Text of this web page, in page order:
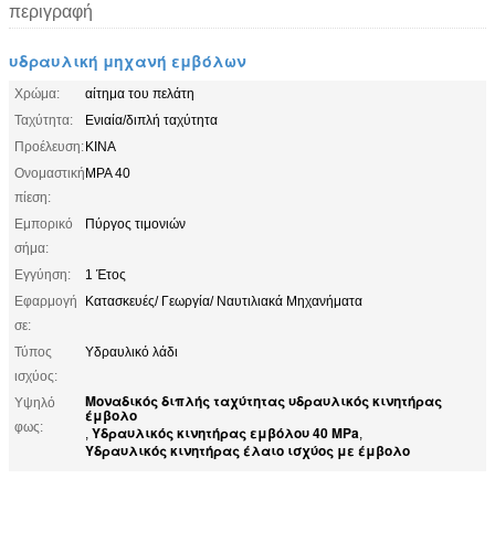
περιγραφή
υδραυλική μηχανή εμβόλων
Χρώμα:
αίτημα του πελάτη
Ταχύτητα:
Ενιαία/διπλή ταχύτητα
Προέλευση:ΚΙΝΑ
Ονομαστική
πίεση:
MPA 40
Εμπορικό
σήμα:
Πύργος τιμονιών
Εγγύηση:
1 Έτος
Εφαρμογή
σε:
Κατασκευές/ Γεωργία/ Ναυτιλιακά Μηχανήματα
Τύπος
ισχύος:
Υδραυλικό λάδι
Υψηλό
φως:
Μοναδικός διπλής ταχύτητας υδραυλικός κινητήρας
έμβολο
, Υδραυλικός κινητήρας εμβόλου 40 MPa,
Υδραυλικός κινητήρας έλαιο ισχύος με έμβολο